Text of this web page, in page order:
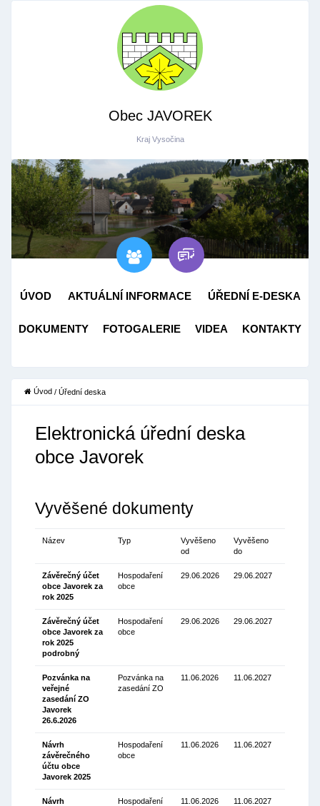
Obec JAVOREK
Kraj Vysočina
ÚVOD AKTUÁLNÍ INFORMACE ÚŘEDNÍ E-DESKA
DOKUMENTY FOTOGALERIE VIDEA KONTAKTY
Úvod / Úřední deska
Elektronická úřední deska
obce Javorek
Vyvěšené dokumenty
Název Typ
Vyvěšeno
od
Vyvěšeno
do
Závěrečný účet
obce Javorek za
rok 2025
Hospodaření
obce
29.06.2026
29.06.2027
Závěrečný účet
obce Javorek za
rok 2025
podrobný
Hospodaření
obce
29.06.2026
29.06.2027
Pozvánka na
veřejné
zasedání ZO
Javorek
26.6.2026
Pozvánka na
zasedání ZO
11.06.2026
11.06.2027
Návrh
závěrečného
účtu obce
Javorek 2025
Hospodaření
obce
11.06.2026
11.06.2027
Návrh
Hospodaření
11.06.2026
11.06.2027